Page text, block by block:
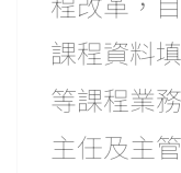
課程資料
等課程業
主任及主